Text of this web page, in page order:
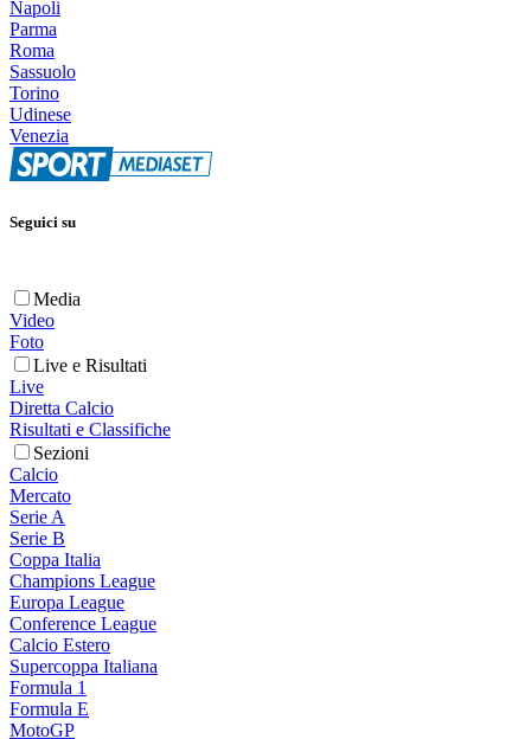
Napoli
Parma
Roma
Sassuolo
Torino
Udinese
Venezia
Seguici su
Media
Video
Foto
Live e Risultati
Live
Diretta Calcio
Risultati e Classifiche
Sezioni
Calcio
Mercato
Serie A
Serie B
Coppa Italia
Champions League
Europa League
Conference League
Calcio Estero
Supercoppa Italiana
Formula 1
Formula E
MotoGP